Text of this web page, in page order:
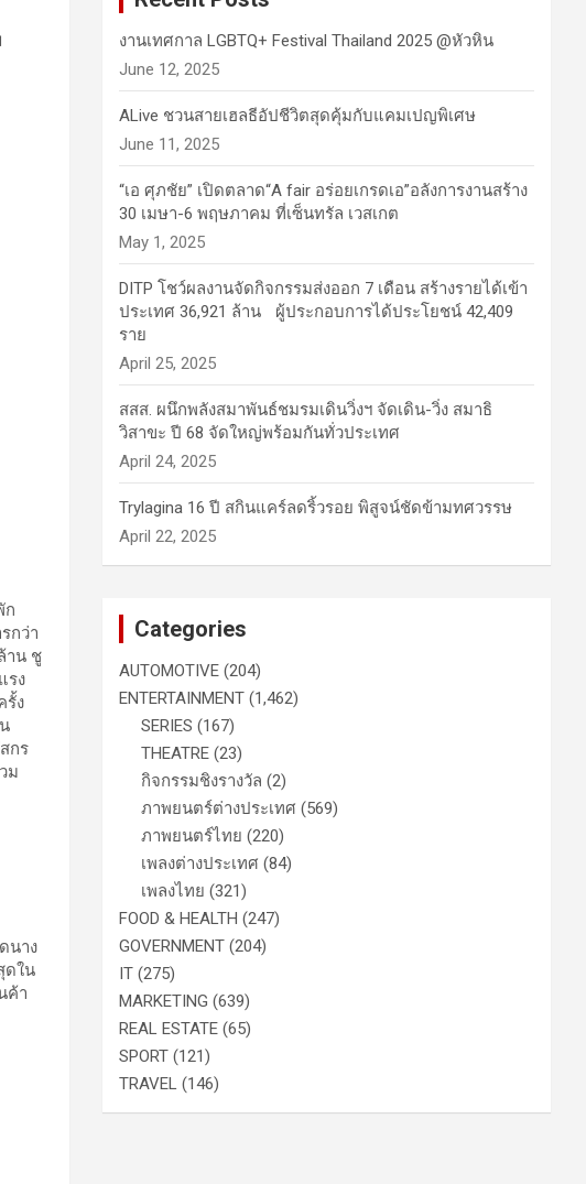
ก
กว่า
าน ชู
รง
รั้ง
กร
ม
นาง
ดใน
ค้า
งานเทศกาล LGBTQ+ Festival Thailand 2025 @หัวหิน
June 12, 2025
ALive ชวนสายเฮลธีอัปชีวิตสุดคุ้มกับแคมเปญพิเศษ
June 11, 2025
“เอ ศุภชัย” เปิดตลาด“A fair อร่อยเกรดเอ”อลังการงานสร้าง
30 เมษา-6 พฤษภาคม ที่เซ็นทรัล เวสเกต
May 1, 2025
DITP โชว์ผลงานจัดกิจกรรมส่งออก 7 เดือน สร้างรายได้เข้า
ประเทศ 36,921 ล้าน ผู้ประกอบการได้ประโยชน์ 42,409
ราย
April 25, 2025
สสส. ผนึกพลังสมาพันธ์ชมรมเดินวิ่งฯ จัดเดิน-วิ่ง สมาธิ
วิสาขะ ปี 68 จัดใหญ่พร้อมกันทั่วประเทศ
April 24, 2025
Trylagina 16 ปี สกินแคร์ลดริ้วรอย พิสูจน์ชัดข้ามทศวรรษ
April 22, 2025
Categories
AUTOMOTIVE (204)
ENTERTAINMENT (1,462)
SERIES (167)
THEATRE (23)
กิจกรรมชิงรางวัล (2)
ภาพยนตร์ต่างประเทศ (569)
ภาพยนตร์ไทย (220)
เพลงต่างประเทศ (84)
เพลงไทย (321)
FOOD & HEALTH (247)
GOVERNMENT (204)
IT (275)
MARKETING (639)
REAL ESTATE (65)
SPORT (121)
TRAVEL (146)